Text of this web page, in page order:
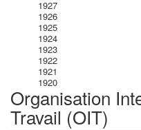
1927
1926
1925
1924
1923
1922
1921
1920
Organisation
Travail (OIT)